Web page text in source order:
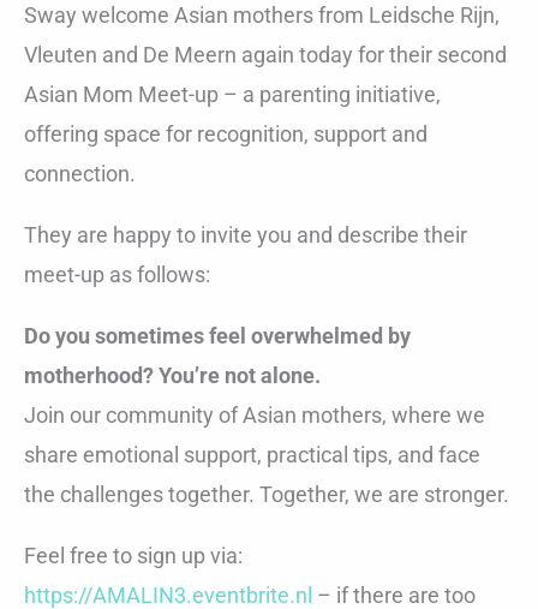
Sway welcome Asian mothers from Leidsche Rijn,
Vleuten and De Meern again today for their second
Asian Mom Meet-up – a parenting initiative,
offering space for recognition, support and
connection.
They are happy to invite you and describe their
meet-up as follows:
Do you sometimes feel overwhelmed by
motherhood? You’re not alone.
Join our community of Asian mothers, where we
share emotional support, practical tips, and face
the challenges together. Together, we are stronger.
Feel free to sign up via:
https://AMALIN3.eventbrite.nl – if there are too